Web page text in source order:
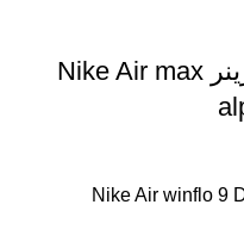
کتونی نایک ایر مکس آلفا ترینر Nike Air max